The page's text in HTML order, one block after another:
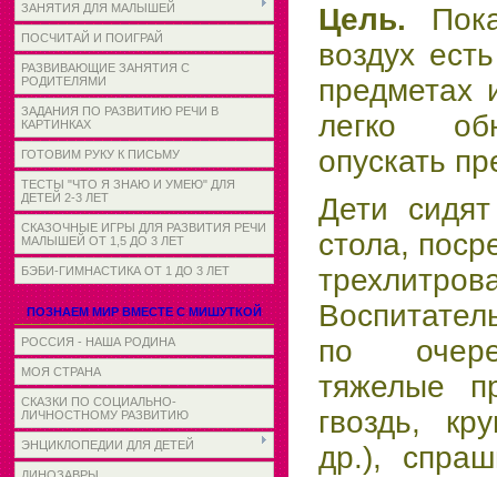
ЗАНЯТИЯ ДЛЯ МАЛЫШЕЙ
ПОСЧИТАЙ И ПОИГРАЙ
РАЗВИВАЮЩИЕ ЗАНЯТИЯ С
РОДИТЕЛЯМИ
ЗАДАНИЯ ПО РАЗВИТИЮ РЕЧИ В
КАРТИНКАХ
ГОТОВИМ РУКУ К ПИСЬМУ
ТЕСТЫ "ЧТО Я ЗНАЮ И УМЕЮ" ДЛЯ
ДЕТЕЙ 2-3 ЛЕТ
СКАЗОЧНЫЕ ИГРЫ ДЛЯ РАЗВИТИЯ РЕЧИ
МАЛЫШЕЙ ОТ 1,5 ДО 3 ЛЕТ
БЭБИ-ГИМНАСТИКА ОТ 1 ДО 3 ЛЕТ
ПОЗНАЕМ МИР ВМЕСТЕ С МИШУТКОЙ
РОССИЯ - НАША РОДИНА
МОЯ СТРАНА
СКАЗКИ ПО СОЦИАЛЬНО-
ЛИЧНОСТНОМУ РАЗВИТИЮ
ЭНЦИКЛОПЕДИИ ДЛЯ ДЕТЕЙ
Цель.
воздух
предметах
легко
опускать
Дети
стола,
по
тяжелые
гвоздь,
др.),